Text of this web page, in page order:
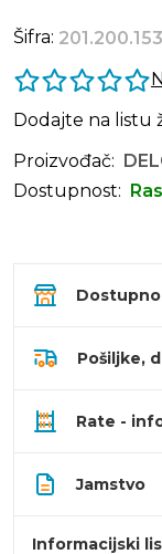
Šifra: 201.200.153
Dodajte na listu
Proizvođač:
Dostupnost:
Pošiljke,
Rate -
Jamstvo
Informacijski